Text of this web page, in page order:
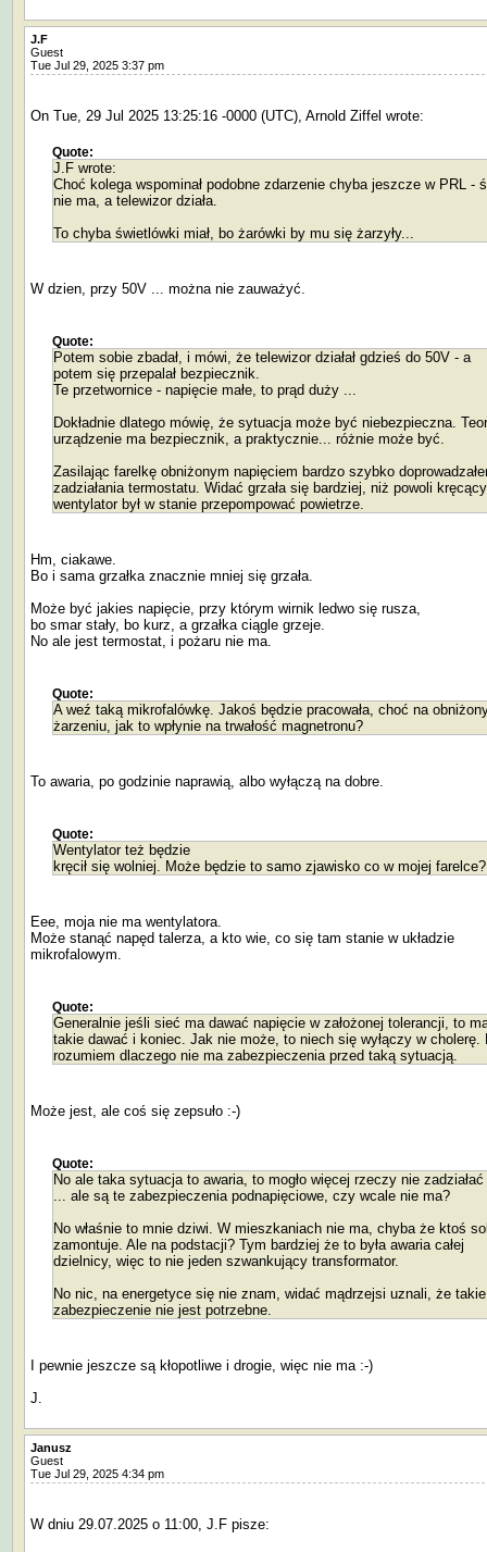
J.F
Guest
Tue Jul 29, 2025 3:37 pm
On Tue, 29 Jul 2025 13:25:16 -0000 (UTC), Arnold Ziffel wrote:
Quote:
J.F wrote:
Choć kolega wspominał podobne zdarzenie chyba jeszcze w PRL -
nie ma, a telewizor działa.
To chyba świetlówki miał, bo żarówki by mu się żarzyły...
W dzien, przy 50V ... można nie zauważyć.
Quote:
Potem sobie zbadał, i mówi, że telewizor działał gdzieś do 50V - a
potem się przepalał bezpiecznik.
Te przetwornice - napięcie małe, to prąd duży ...
Dokładnie dlatego mówię, że sytuacja może być niebezpieczna.
urządzenie ma bezpiecznik, a praktycznie... różnie może być.
Zasilając farelkę obniżonym napięciem bardzo szybko
zadziałania termostatu. Widać grzała się bardziej, niż powoli
wentylator był w stanie przepompować powietrze.
Hm, ciakawe.
Bo i sama grzałka znacznie mniej się grzała.
Może być jakies napięcie, przy którym wirnik ledwo się rusza,
bo smar stały, bo kurz, a grzałka ciągle grzeje.
No ale jest termostat, i pożaru nie ma.
Quote:
A weź taką mikrofalówkę. Jakoś będzie pracowała, choć na
żarzeniu, jak to wpłynie na trwałość magnetronu?
To awaria, po godzinie naprawią, albo wyłączą na dobre.
Quote:
Wentylator też będzie
kręcił się wolniej. Może będzie to samo zjawisko co w mojej farelce?
Eee, moja nie ma wentylatora.
Może stanąć napęd talerza, a kto wie, co się tam stanie w układzie
mikrofalowym.
Quote:
Generalnie jeśli sieć ma dawać napięcie w założonej tolerancji, to
takie dawać i koniec. Jak nie może, to niech się wyłączy w cholerę.
rozumiem dlaczego nie ma zabezpieczenia przed taką sytuacją.
Może jest, ale coś się zepsuło :-)
Quote:
No ale taka sytuacja to awaria, to mogło więcej rzeczy nie zadziałać
... ale są te zabezpieczenia podnapięciowe, czy wcale nie ma?
No właśnie to mnie dziwi. W mieszkaniach nie ma, chyba że ktoś
zamontuje. Ale na podstacji? Tym bardziej że to była awaria całej
dzielnicy, więc to nie jeden szwankujący transformator.
No nic, na energetyce się nie znam, widać mądrzejsi uznali, że takie
zabezpieczenie nie jest potrzebne.
I pewnie jeszcze są kłopotliwe i drogie, więc nie ma :-)
J.
Janusz
Guest
Tue Jul 29, 2025 4:34 pm
W dniu 29.07.2025 o 11:00, J.F pisze: